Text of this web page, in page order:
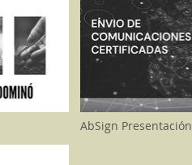
AbSign Presentación